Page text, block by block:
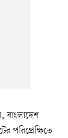
বাংলাদেশ
পরিপ্রেক্ষিতে